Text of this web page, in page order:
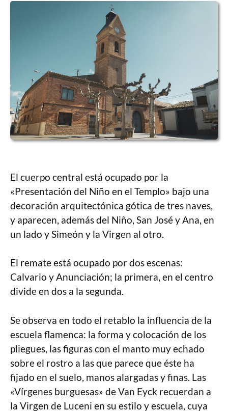
El cuerpo central está ocupado por la
«Presentación del Niño en el Templo» bajo una
decoración arquitectónica gótica de tres naves,
y aparecen, además del Niño, San José y Ana, en
un lado y Simeón y la Virgen al otro.
El remate está ocupado por dos escenas:
Calvario y Anunciación; la primera, en el centro
divide en dos a la segunda.
Se observa en todo el retablo la influencia de la
escuela flamenca: la forma y colocación de los
pliegues, las figuras con el manto muy echado
sobre el rostro a las que parece que éste ha
fijado en el suelo, manos alargadas y finas. Las
«Vírgenes burguesas» de Van Eyck recuerdan a
la Virgen de Luceni en su estilo y escuela, cuya